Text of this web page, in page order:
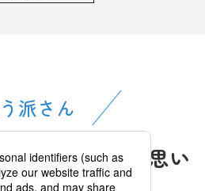
派さん
が生まれたと思い